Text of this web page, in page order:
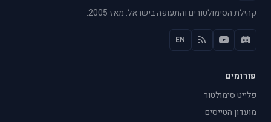
קהילת הסימולטורים והתעופה בישראל. מאז 2005.
EN
פורומים
פלייט סימולטור
מועדון הטייסים